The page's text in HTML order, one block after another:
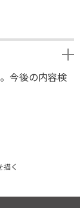
今後の内容検
描く